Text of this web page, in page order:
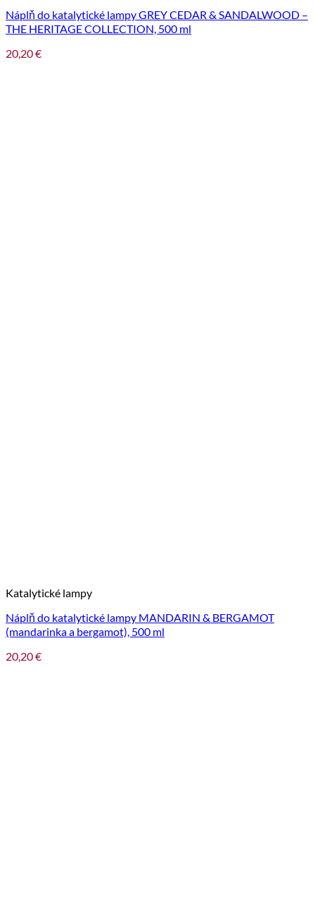
Náplň do katalytické lampy GREY CEDAR & SANDALWOOD –
THE HERITAGE COLLECTION, 500 ml
20,20€
Katalytické lampy
Náplň do katalytické lampy MANDARIN & BERGAMOT
(mandarinka a bergamot), 500 ml
20,20€